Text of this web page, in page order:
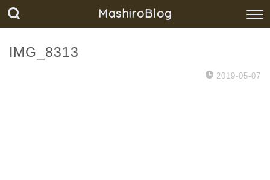
MashiroBlog
IMG_8313
2019-05-07